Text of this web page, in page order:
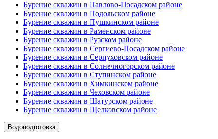
Бурение скважин в Павлово-Посадском районе
Бурение скважин в Подольском районе
Бурение скважин в Пушкинском районе
Бурение скважин в Раменском районе
Бурение скважин в Рузском районе
Бурение скважин в Сергиево-Посадском районе
Бурение скважин в Серпуховском районе
Бурение скважин в Солнечногорском районе
Бурение скважин в Ступинском районе
Бурение скважин в Химкинском районе
Бурение скважин в Чеховском районе
Бурение скважин в Шатурском районе
Бурение скважин в Щелковском районе
Водоподготовка